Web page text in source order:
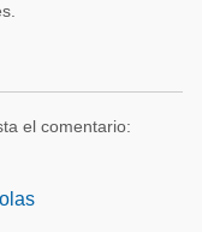
el comentario: